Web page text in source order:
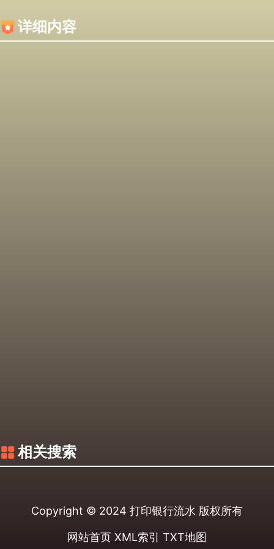
详细内容
相关搜索
Copyright © 2024 打印银行流水 版权所有
网站首页 XML索引 TXT地图